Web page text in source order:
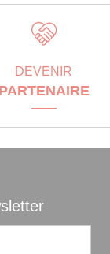
DEVENIR
PARTENAIRE